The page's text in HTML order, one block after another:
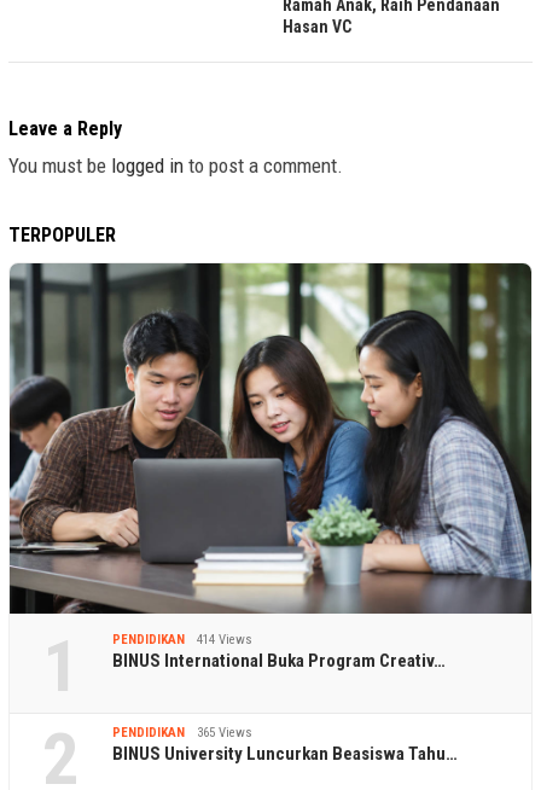
Ramah Anak, Raih Pendanaan
Hasan VC
Leave a Reply
You must be logged in to post a comment.
TERPOPULER
1 PENDIDIKAN 414 Views
BINUS International Buka Program Creativ…
2 PENDIDIKAN 365 Views
BINUS University Luncurkan Beasiswa Tahu…